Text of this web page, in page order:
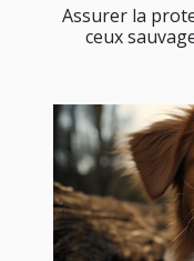
Assurer la
ceux